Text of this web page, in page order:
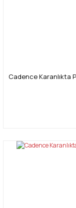
Cadence Karanlıkta